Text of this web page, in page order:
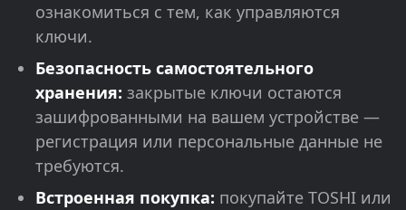
ознакомиться с тем, как управляются
ключи.
Безопасность самостоятельного
хранения: закрытые ключи остаются
зашифрованными на вашем устройстве —
регистрация или персональные данные не
требуются.
Встроенная покупка: покупайте TOSHI или